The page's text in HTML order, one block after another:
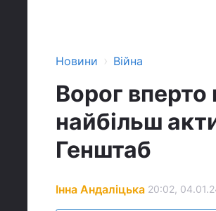
Новини › Війна
Ворог
найбільш
Генштаб
Інна Андаліцька 20:02,